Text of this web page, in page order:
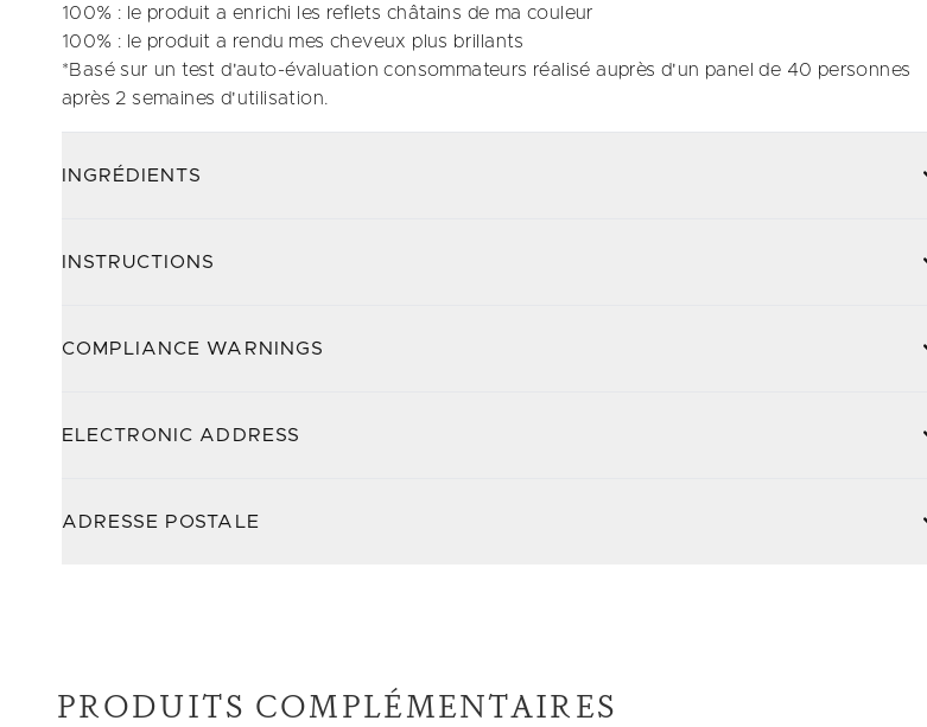
100% : le produit a enrichi les reflets châtains de ma couleur​
100% : le produit a rendu mes cheveux plus brillants​
*Basé sur un test d'auto-évaluation consommateurs réalisé auprès d'un panel de 40 personnes
après 2 semaines d'utilisation.
INGRÉDIENTS
INSTRUCTIONS
COMPLIANCE WARNINGS
ELECTRONIC ADDRESS
ADRESSE POSTALE
PRODUITS COMPLÉMENTAIRES